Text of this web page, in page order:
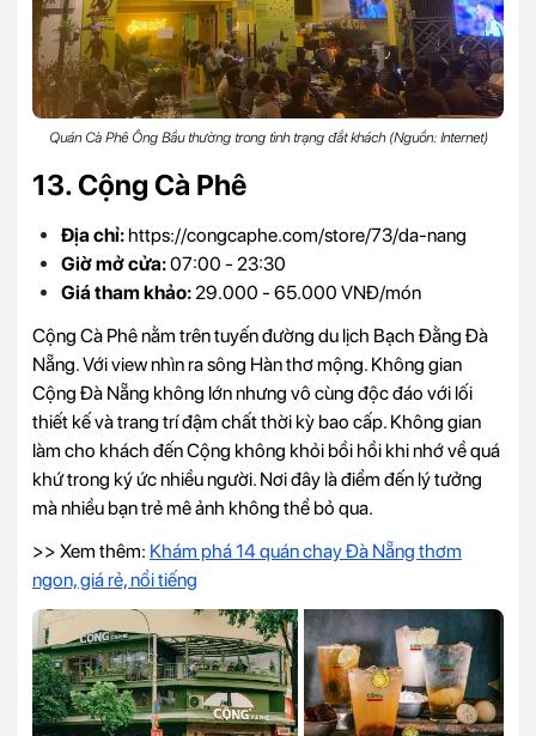
Quán Cà Phê Ông Bầu thường trong tình trạng đắt khách (Nguồn: Internet)
13. Cộng Cà Phê
Địa chỉ: https://congcaphe.com/store/73/da-nang
Giờ mở cửa:07:00 - 23:30
Giá tham khảo: 29.000 - 65.000 VNĐ/món
Cộng Cà Phê nằm trên tuyến đường du lịch Bạch Đằng Đà
Nẵng. Với view nhìn ra sông Hàn thơ mộng. Không gian
Cộng Đà Nẵng không lớn nhưng vô cùng độc đáo với lối
thiết kế và trang trí đậm chất thời kỳ bao cấp. Không gian
làm cho khách đến Cộng không khỏi bồi hồi khi nhớ về quá
khứ trong ký ức nhiều người. Nơi đây là điểm đến lý tưởng
mà nhiều bạn trẻ mê ảnh không thể bỏ qua.
>> Xem thêm: Khám phá 14 quán chay Đà Nẵng thơm
ngon, giá rẻ, nổi tiếng